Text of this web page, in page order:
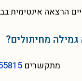
הרצאה אינטימית
מחיתולים?
מתקשרים